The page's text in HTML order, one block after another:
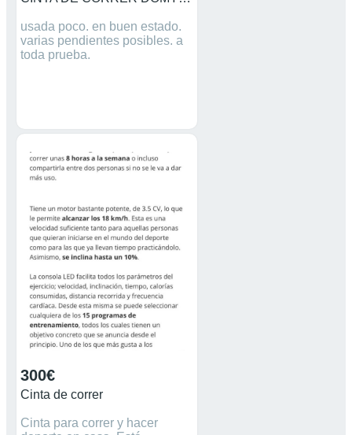
usada poco. en buen estado.
varias pendientes posibles. a
toda prueba.
300€
Cinta de correr
Cinta para correr y hacer